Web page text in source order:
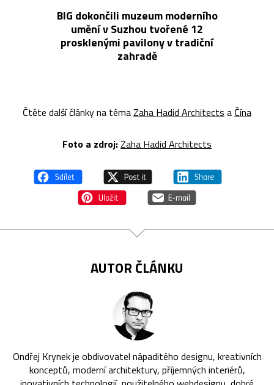
BIG dokončili muzeum moderního
umění v Suzhou tvořené 12
prosklenými pavilony v tradiční
zahradě
Čtěte další články na témaZaha Hadid Architects a Čína
Foto a zdroj:Zaha Hadid Architects
AUTOR ČLÁNKU
Ondřej Krynek je obdivovatel nápaditého designu, kreativních
konceptů, moderní architektury, příjemných interiérů,